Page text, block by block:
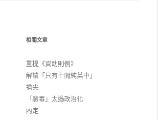
相關文章
重提《資助則例》
解讀「只有十間純英中」
搶尖
「驗毒」太過政治化
內定